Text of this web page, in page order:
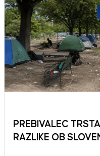
PREBIVALEC
RAZLIKE OB